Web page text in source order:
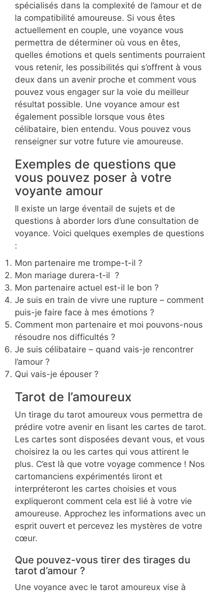
spécialisés dans la complexité de l’amour et de
la compatibilité amoureuse. Si vous êtes
actuellement en couple, une voyance vous
permettra de déterminer où vous en êtes,
quelles émotions et quels sentiments pourraient
vous retenir, les possibilités qui s’offrent à vous
deux dans un avenir proche et comment vous
pouvez vous engager sur la voie du meilleur
résultat possible. Une voyance amour est
également possible lorsque vous êtes
célibataire, bien entendu. Vous pouvez vous
renseigner sur votre future vie amoureuse.
Exemples de questions que
vous pouvez poser à votre
voyante amour
Il existe un large éventail de sujets et de
questions à aborder lors d’une consultation de
voyance. Voici quelques exemples de questions
:
Mon partenaire me trompe-t-il ?
Mon mariage durera-t-il ?
Mon partenaire actuel est-il le bon ?
Je suis en train de vivre une rupture – comment
puis-je faire face à mes émotions ?
Comment mon partenaire et moi pouvons-nous
résoudre nos difficultés ?
Je suis célibataire – quand vais-je rencontrer
l’amour ?
Qui vais-je épouser ?
Tarot de l’amoureux
Un tirage du tarot amoureux vous permettra de
prédire votre avenir en lisant les cartes de tarot.
Les cartes sont disposées devant vous, et vous
choisirez la ou les cartes qui vous attirent le
plus. C’est là que votre voyage commence ! Nos
cartomanciens expérimentés liront et
interpréteront les cartes choisies et vous
expliqueront comment cela est lié à votre vie
amoureuse. Approchez les informations avec un
esprit ouvert et percevez les mystères de votre
cœur.
Que pouvez-vous tirer des tirages du
tarot d’amour ?
Une voyance avec le tarot amoureux vise à